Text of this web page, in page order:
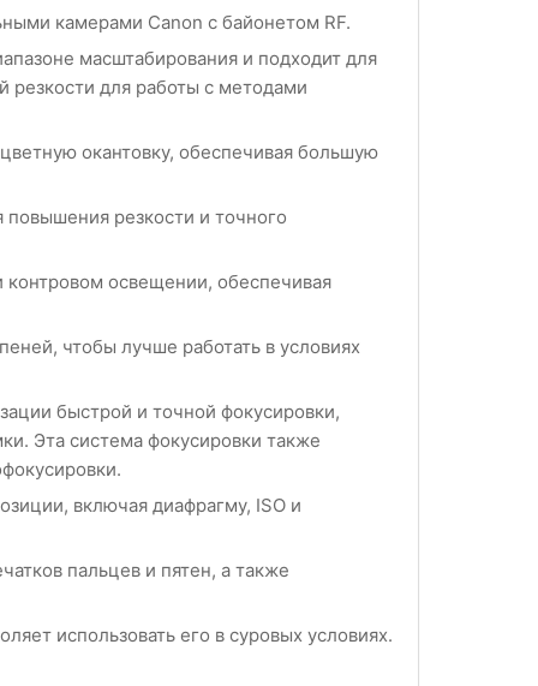
камерами Canon с байонетом RF.
масштабирования и подходит для
резкости для работы с методами
окантовку, обеспечивая большую
резкости и точного
освещении, обеспечивая
чтобы лучше работать в условиях
быстрой и точной фокусировки,
Эта система фокусировки также
включая диафрагму, ISO и
пальцев и пятен, а также
использовать его в суровых условиях.